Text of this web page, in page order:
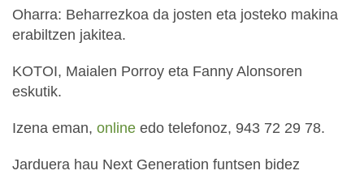
Oharra: Beharrezkoa da josten eta josteko makina
erabiltzen jakitea.
KOTOI, Maialen Porroy eta Fanny Alonsoren
eskutik.
Izena eman, online edo telefonoz, 943 72 29 78.
Jarduera hau Next Generation funtsen bidez